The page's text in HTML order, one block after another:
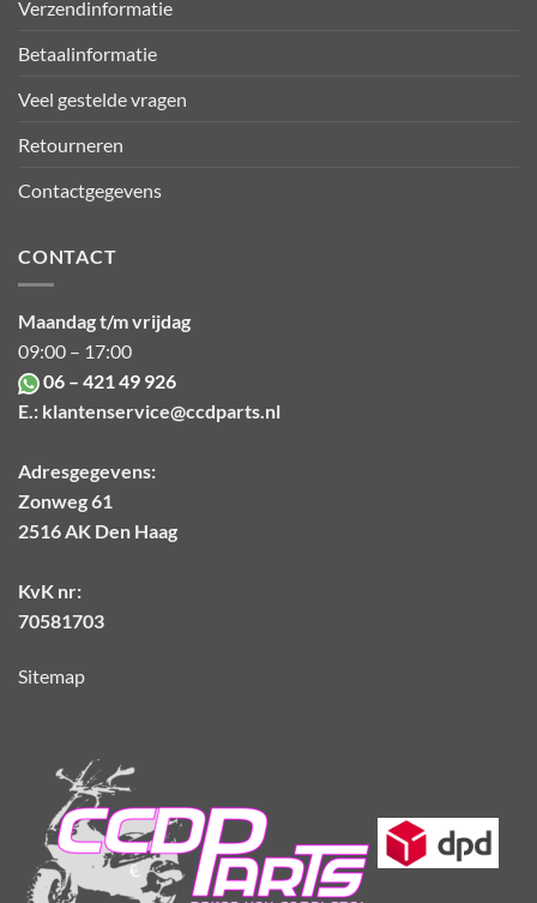
Verzendinformatie
Betaalinformatie
Veel gestelde vragen
Retourneren
Contactgegevens
CONTACT
Maandag t/m vrijdag
09:00 – 17:00
06 – 421 49 926
E.: klantenservice@ccdparts.nl
Adresgegevens:
Zonweg 61
2516 AK Den Haag
KvK nr:
70581703
Sitemap